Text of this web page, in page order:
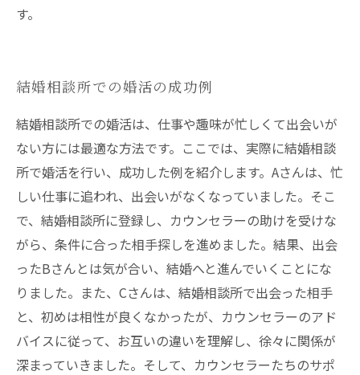
す。
結婚相談所での婚活の成功例
結婚相談所での婚活は、仕事や趣味が忙しくて出会いが
ない方には最適な方法です。ここでは、実際に結婚相談
所で婚活を行い、成功した例を紹介します。Aさんは、忙
しい仕事に追われ、出会いがなくなっていました。そこ
で、結婚相談所に登録し、カウンセラーの助けを受けな
がら、条件に合った相手探しを進めました。結果、出会
ったBさんとは気が合い、結婚へと進んでいくことにな
りました。また、Cさんは、結婚相談所で出会った相手
と、初めは相性が良くなかったが、カウンセラーのアド
バイスに従って、お互いの違いを理解し、徐々に関係が
深まっていきました。そして、カウンセラーたちのサポ